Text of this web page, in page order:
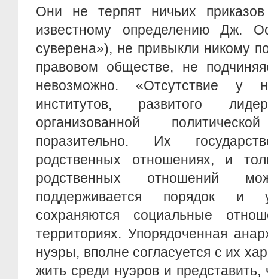
Они не терпят ничьих
известному определению Дж.
суверена»), не привыкли никому
правовом обществе, не
невозможно. «Отсутствие у
институтов, развитого
организованной
поразительно. Их
родственных отношениях, и
родственных отношений
поддерживается порядок и
сохраняются социальные
территориях. Упорядоченная
нуэры, вполне согласуется с их
жить среди нуэров и